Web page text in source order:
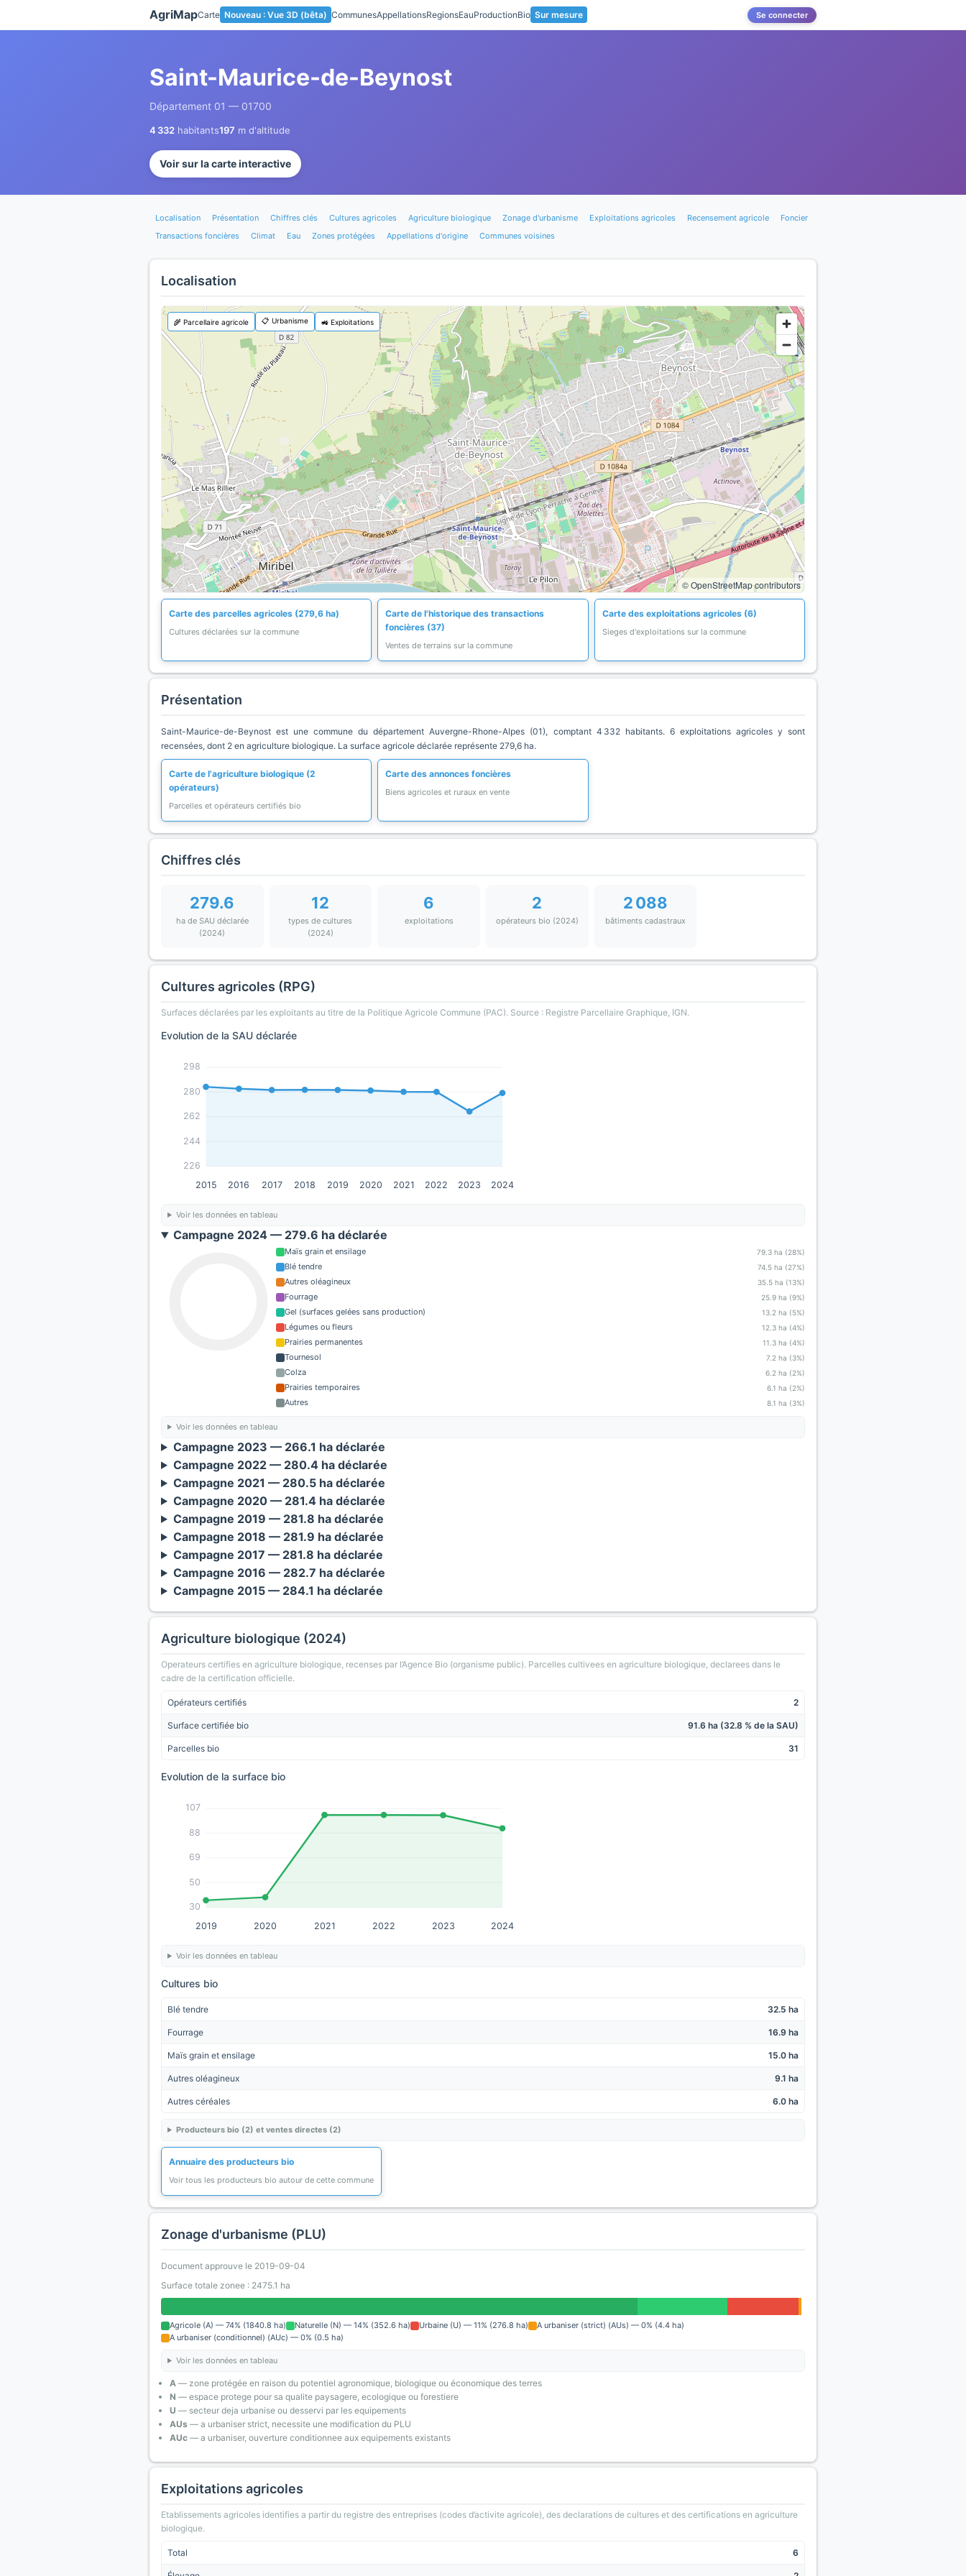
AgriMapCarte Nouveau : Vue 3D (bêta) CommunesAppellationsRegionsEauProductionBio Sur mesure Se connecter
Saint-Maurice-de-Beynost
Département 01 — 01700
4 332 habitants197 m d'altitude
Voir sur la carte interactive
Localisation Présentation Chiffres clés Cultures agricoles Agriculture biologique Zonage d'urbanisme Exploitations agricoles Recensement agricole
Foncier
Transactions foncières
Climat Eau Zones protégées Appellations d'origine Communes voisines
Localisation
© OpenStreetMap contributors
🌾 Parcellaire agricole 📋 Urbanisme 🚜 Exploitations
Carte des parcelles agricoles (279,6 ha)
Cultures déclarées sur la commune
Carte de l'historique des transactions
foncières (37)
Ventes de terrains sur la commune
Carte des exploitations agricoles (6)
Sieges d'exploitations sur la commune
Présentation
Saint-Maurice-de-Beynost est une commune du département Auvergne-Rhone-Alpes (01), comptant 4 332 habitants. 6 exploitations agricoles y sont
recensées, dont 2 en agriculture biologique. La surface agricole déclarée représente 279,6 ha.
Carte de l'agriculture biologique (2
opérateurs)
Parcelles et opérateurs certifiés bio
Carte des annonces foncières
Biens agricoles et ruraux en vente
Chiffres clés
279.6
ha de SAU déclarée
(2024)
12
types de cultures
(2024)
6
exploitations
2
opérateurs bio (2024)
2 088
bâtiments cadastraux
Cultures agricoles (RPG)
Surfaces déclarées par les exploitants au titre de la Politique Agricole Commune (PAC). Source : Registre Parcellaire Graphique, IGN.
Evolution de la SAU déclarée
226
244
262
280
298
2015 2016 2017 2018 2019 2020 2021 2022 2023 2024
Voir les données en tableau
Campagne 2024 — 279.6 ha déclarée
Maïs grain et ensilage 79.3 ha (28%)
Blé tendre 74.5 ha (27%)
Autres oléagineux 35.5 ha (13%)
Fourrage 25.9 ha (9%)
Gel (surfaces gelées sans production) 13.2 ha (5%)
Légumes ou fleurs 12.3 ha (4%)
Prairies permanentes 11.3 ha (4%)
Tournesol 7.2 ha (3%)
Colza 6.2 ha (2%)
Prairies temporaires 6.1 ha (2%)
Autres 8.1 ha (3%)
Voir les données en tableau
Campagne 2023 — 266.1 ha déclarée
Campagne 2022 — 280.4 ha déclarée
Campagne 2021 — 280.5 ha déclarée
Campagne 2020 — 281.4 ha déclarée
Campagne 2019 — 281.8 ha déclarée
Campagne 2018 — 281.9 ha déclarée
Campagne 2017 — 281.8 ha déclarée
Campagne 2016 — 282.7 ha déclarée
Campagne 2015 — 284.1 ha déclarée
Agriculture biologique (2024)
Operateurs certifies en agriculture biologique, recenses par l’Agence Bio (organisme public). Parcelles cultivees en agriculture biologique, declarees dans le
cadre de la certification officielle.
Opérateurs certifiés 2
Surface certifiée bio 91.6 ha (32.8 % de la SAU)
Parcelles bio 31
Evolution de la surface bio
30
50
69
88
107
2019 2020 2021 2022 2023 2024
Voir les données en tableau
Cultures bio
Blé tendre 32.5 ha
Fourrage 16.9 ha
Maïs grain et ensilage 15.0 ha
Autres oléagineux 9.1 ha
Autres céréales 6.0 ha
Producteurs bio (2) et ventes directes (2)
Annuaire des producteurs bio
Voir tous les producteurs bio autour de cette commune
Zonage d'urbanisme (PLU)
Document approuve le 2019-09-04
Surface totale zonee : 2475.1 ha
Agricole (A) — 74% (1840.8 ha) Naturelle (N) — 14% (352.6 ha) Urbaine (U) — 11% (276.8 ha)
A urbaniser (strict) (AUs) — 0% (4.4 ha)
A urbaniser (conditionnel) (AUc) — 0% (0.5 ha)
Voir les données en tableau
A — zone protégée en raison du potentiel agronomique, biologique ou économique des terres
N — espace protege pour sa qualite paysagere, ecologique ou forestiere
U — secteur deja urbanise ou desservi par les equipements
AUs — a urbaniser strict, necessite une modification du PLU
AUc — a urbaniser, ouverture conditionnee aux equipements existants
Exploitations agricoles
Etablissements agricoles identifies a partir du registre des entreprises (codes d’activite agricole), des declarations de cultures et des certifications en agriculture
biologique.
Total 6
Panneau de gestion des cookies